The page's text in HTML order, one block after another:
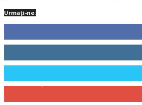
Urmați-ne:
522 Cititori
45 Cititori
314 Abonați